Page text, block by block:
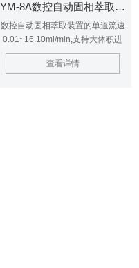
YM-8A数控自动固相萃取装置 固相萃取设备
数控自动固相萃取装置的单道流速
0.01~16.10ml/min,支持大体积进
样和正压洗脱，避免交叉污染
查看详情